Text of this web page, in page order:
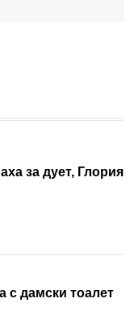
за дует, Глория
с дамски тоалет